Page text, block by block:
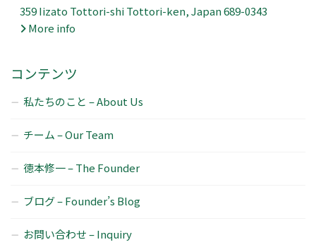
359 Iizato Tottori-shi Tottori-ken, Japan 689-0343
More info
コンテンツ
私たちのこと – About Us
チーム – Our Team
徳本修一 – The Founder
ブログ – Founder’s Blog
お問い合わせ – Inquiry